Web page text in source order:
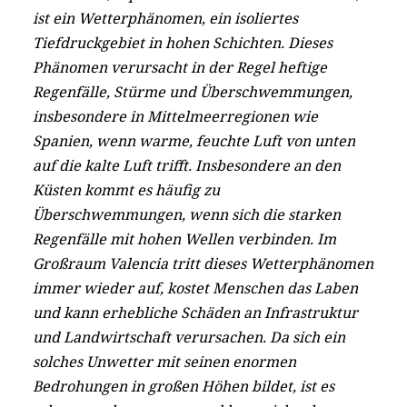
ist ein Wetterphänomen, ein isoliertes
Tiefdruckgebiet in hohen Schichten. Dieses
Phänomen verursacht in der Regel heftige
Regenfälle, Stürme und Überschwemmungen,
insbesondere in Mittelmeerregionen wie
Spanien, wenn warme, feuchte Luft von unten
auf die kalte Luft trifft. Insbesondere an den
Küsten kommt es häufig zu
Überschwemmungen, wenn sich die starken
Regenfälle mit hohen Wellen verbinden. Im
Großraum Valencia tritt dieses Wetterphänomen
immer wieder auf, kostet Menschen das Laben
und kann erhebliche Schäden an Infrastruktur
und Landwirtschaft verursachen. Da sich ein
solches Unwetter mit seinen enormen
Bedrohungenin großen Höhen bildet, ist es